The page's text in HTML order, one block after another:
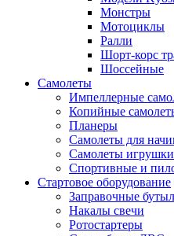
Монстры
Мотоциклы
Ралли
Шорт-корс
Шоссейные
Самолеты
Импеллерные
Копийные
Планеры
Самолеты для
Самолеты игрушки
Спортивные и
Стартовое оборудование
Заправочные
Накалы свечи
Ротостартеры